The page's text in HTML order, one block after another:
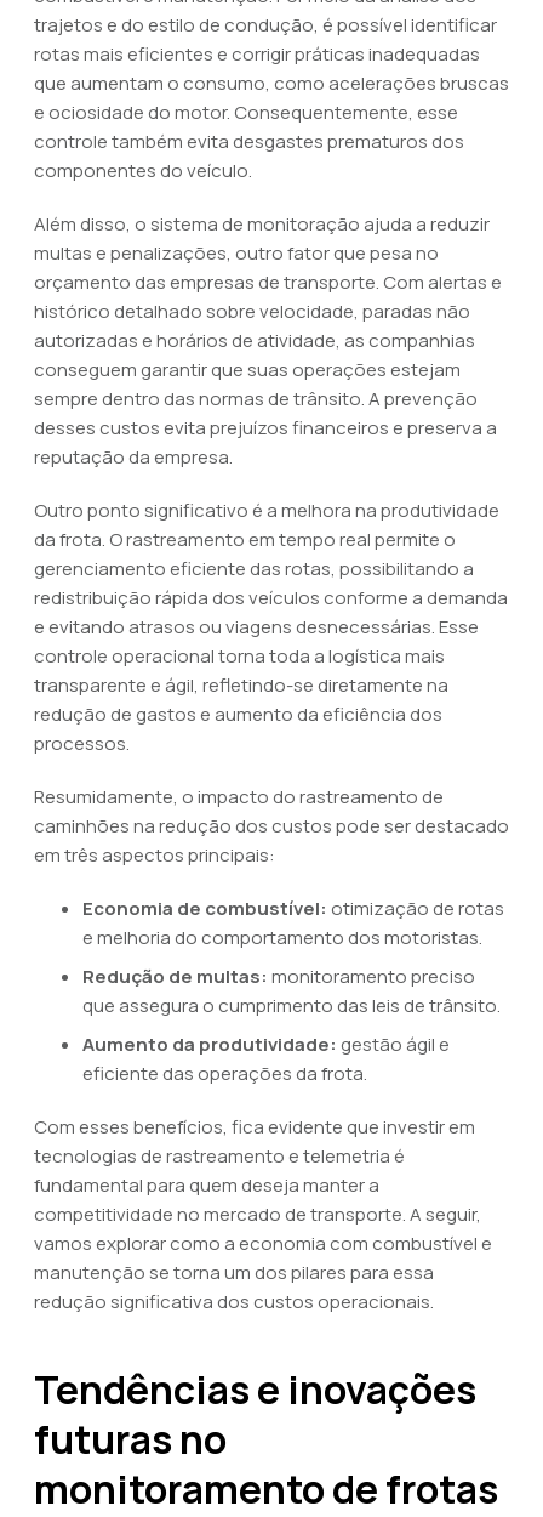
trajetos e do estilo de condução, é possível identificar
rotas mais eficientes e corrigir práticas inadequadas
que aumentam o consumo, como acelerações bruscas
e ociosidade do motor. Consequentemente, esse
controle também evita desgastes prematuros dos
componentes do veículo.
Além disso, o sistema de monitoração ajuda a reduzir
multas e penalizações, outro fator que pesa no
orçamento das empresas de transporte. Com alertas e
histórico detalhado sobre velocidade, paradas não
autorizadas e horários de atividade, as companhias
conseguem garantir que suas operações estejam
sempre dentro das normas de trânsito. A prevenção
desses custos evita prejuízos financeiros e preserva a
reputação da empresa.
Outro ponto significativo é a melhora na produtividade
da frota. O rastreamento em tempo real permite o
gerenciamento eficiente das rotas, possibilitando a
redistribuição rápida dos veículos conforme a demanda
e evitando atrasos ou viagens desnecessárias. Esse
controle operacional torna toda a logística mais
transparente e ágil, refletindo-se diretamente na
redução de gastos e aumento da eficiência dos
processos.
Resumidamente, o impacto do rastreamento de
caminhões na redução dos custos pode ser destacado
em três aspectos principais:
Economia de combustível: otimização de rotas
e melhoria do comportamento dos motoristas.
Redução de multas: monitoramento preciso
que assegura o cumprimento das leis de trânsito.
Aumento da produtividade: gestão ágil e
eficiente das operações da frota.
Com esses benefícios, fica evidente que investir em
tecnologias de rastreamento e telemetria é
fundamental para quem deseja manter a
competitividade no mercado de transporte. A seguir,
vamos explorar como a economia com combustível e
manutenção se torna um dos pilares para essa
redução significativa dos custos operacionais.
Tendências e inovações
futuras no
monitoramento de frotas